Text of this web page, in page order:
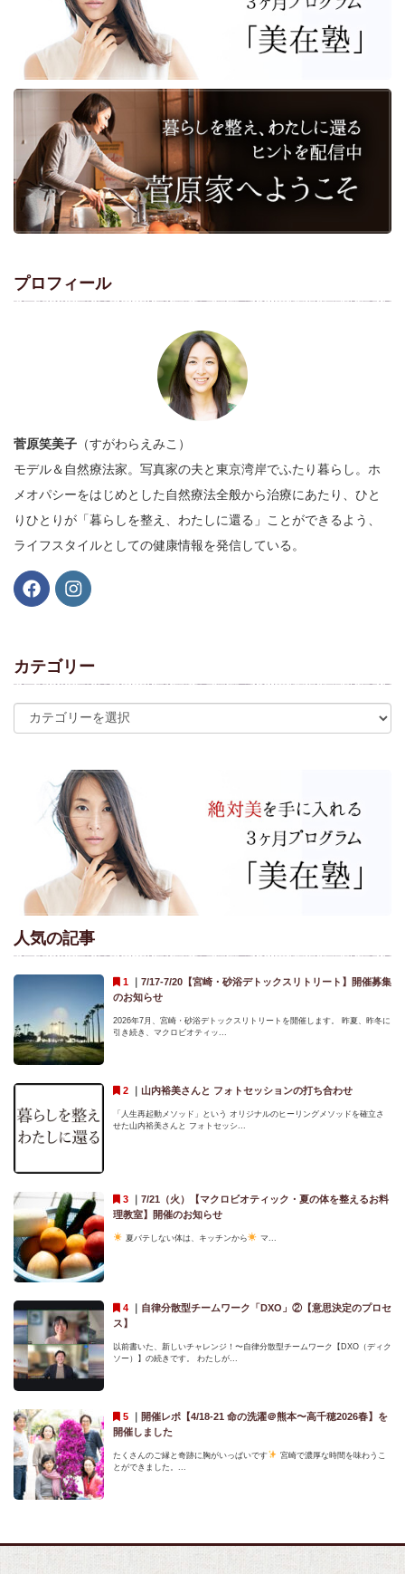
プロフィール
菅原笑美子 （すがわらえみこ）
モデル＆自然療法家。写真家の夫と東京湾岸でふたり暮らし。ホ
メオパシーをはじめとした自然療法全般から治療にあたり、ひと
りひとりが「暮らしを整え、わたしに還る」ことができるよう、
ライフスタイルとしての健康情報を発信している。
カテゴリー
人気の記事
｜ 7/17-7/20【宮崎・砂浴デトックスリトリート】開催募集
のお知らせ
2026年7月、宮崎・砂浴デトックスリトリートを開催します。 昨夏、昨冬に
引き続き、マクロビオティッ...
｜ 山内裕美さんと フォトセッションの打ち合わせ
「人生再起動メソッド」という オリジナルのヒーリングメソッドを確立さ
せた山内裕美さんと フォトセッシ...
｜ 7/21（火）【マクロビオティック・夏の体を整えるお料
理教室】開催のお知らせ
夏バテしない体は、キッチンから マ...
｜ 自律分散型チームワーク「DXO」②【意思決定のプロセ
ス】
以前書いた、新しいチャレンジ！〜自律分散型チームワーク【DXO（ディク
ソー）】の続きです。 わたしが...
｜ 開催レポ【4/18-21 命の洗濯＠熊本〜高千穂2026春】を
開催しました
たくさんのご縁と奇跡に胸がいっぱいです
宮崎で濃厚な時間を味わうこ
とができました。...